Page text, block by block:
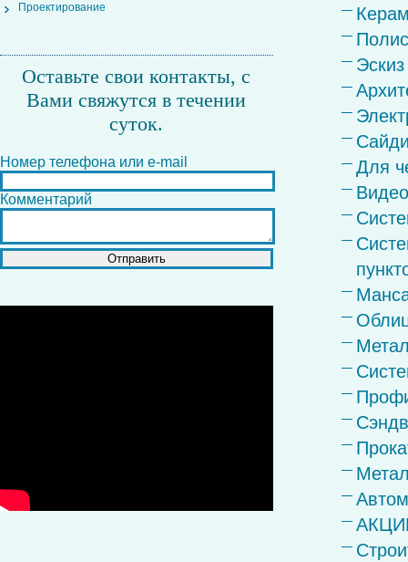
Проектирование
Оставьте свои контакты, с
Вами свяжутся в течении
суток.
Номер телефона или e-mail
Комментарий
Для